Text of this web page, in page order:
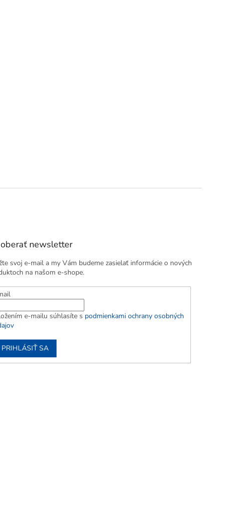
newsletter
svoj e-mail a my Vám budeme zasielať informácie o nových
na našom e-shope.
e-mailu súhlasíte s podmienkami ochrany osobných
PRIHLÁSIŤ SA